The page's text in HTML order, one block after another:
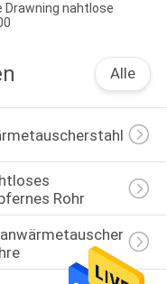
nahtlose
Alle
Rohr